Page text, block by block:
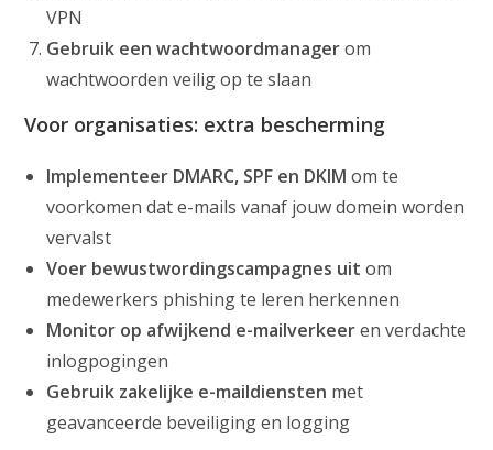
VPN
Gebruik een wachtwoordmanagerom
wachtwoorden veilig op te slaan
Voor organisaties: extra bescherming
Implementeer DMARC, SPF en DKIM om te
voorkomen dat e-mails vanaf jouw domein worden
vervalst
Voer bewustwordingscampagnes uit om
medewerkers phishing te leren herkennen
Monitor op afwijkend e-mailverkeeren verdachte
inlogpogingen
Gebruik zakelijke e-maildiensten met
geavanceerde beveiliging en logging